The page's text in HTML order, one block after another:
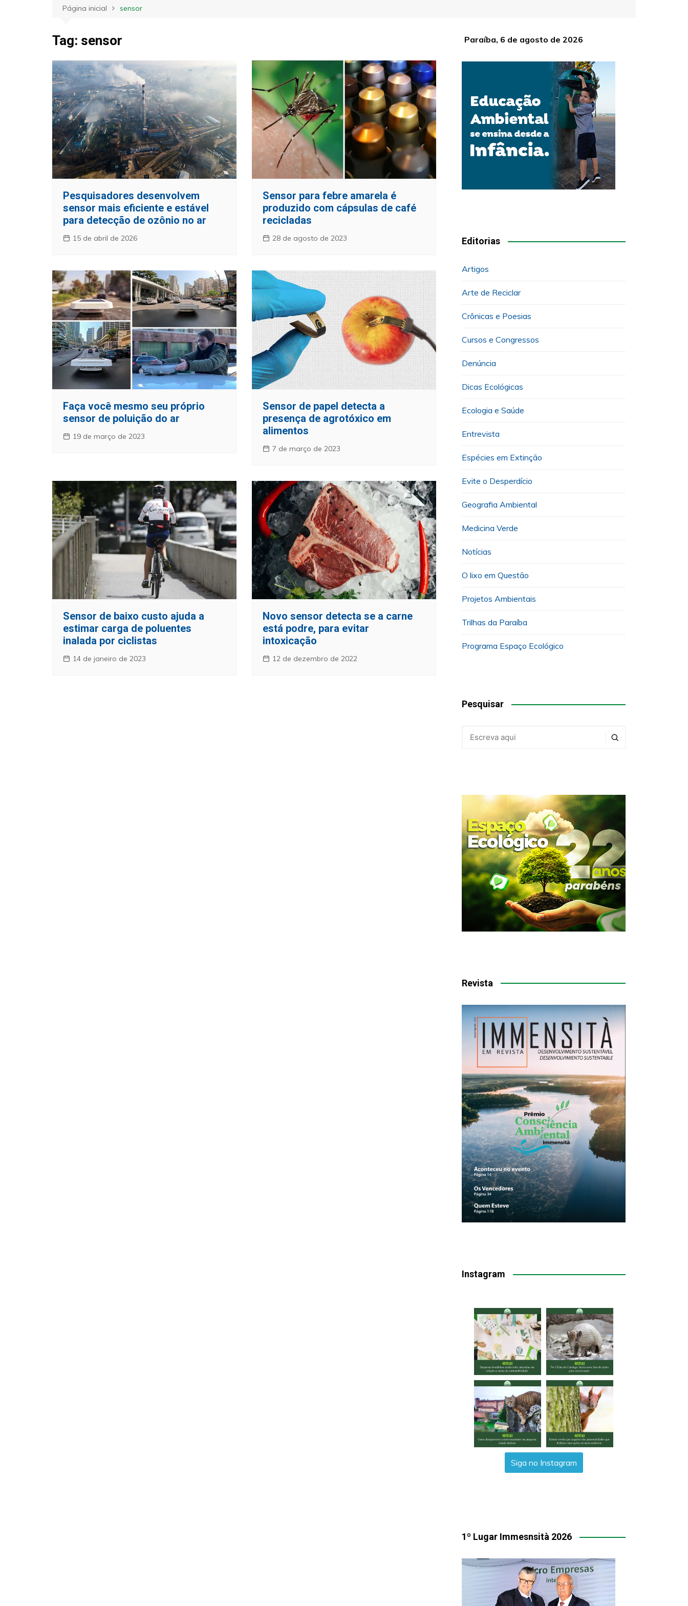
Página inicial sensor
Tag: sensor
Pesquisadores desenvolvem
sensor mais eficiente e estável
para detecção de ozônio no ar
15 de abril de 2026
Sensor para febre amarela é
produzido com cápsulas de café
recicladas
28 de agosto de 2023
Faça você mesmo seu próprio
sensor de poluição do ar
19 de março de 2023
Sensor de papel detecta a
presença de agrotóxico em
alimentos
7 de março de 2023
Sensor de baixo custo ajuda a
estimar carga de poluentes
inalada por ciclistas
14 de janeiro de 2023
Novo sensor detecta se a carne
está podre, para evitar
intoxicação
12 de dezembro de 2022
Paraíba, 6 de agosto de 2026
Editorias
Artigos
Arte de Reciclar
Crônicas e Poesias
Cursos e Congressos
Denúncia
Dicas Ecológicas
Ecologia e Saúde
Entrevista
Espécies em Extinção
Evite o Desperdício
Geografia Ambiental
Medicina Verde
Notícias
O lixo em Questão
Projetos Ambientais
Trilhas da Paraíba
Programa Espaço Ecológico
Pesquisar
Revista
Instagram
Siga no Instagram
1º Lugar Immesnsità 2026